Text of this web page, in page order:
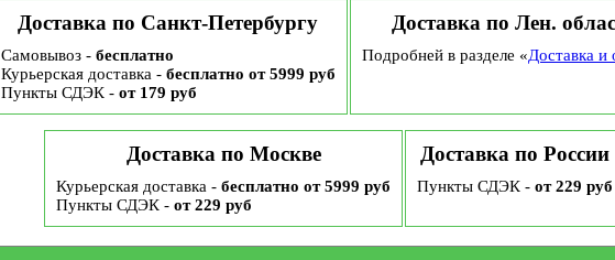
Доставка по Санкт-Петербургу
Самовывоз - бесплатно
Курьерская доставка - бесплатно от 5999 руб
Пункты СДЭК - от 179 руб
Доставка по Лен.
Подробней в разделе «Доставка и
Доставка по Москве
Курьерская доставка - бесплатно от 5999 руб
Пункты СДЭК - от 229 руб
Доставка по России
Пункты СДЭК - от 229 руб